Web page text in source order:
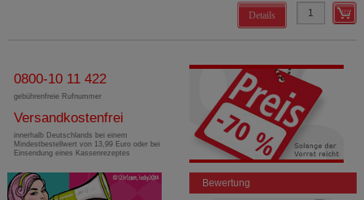
Details
0800-10 11 422
gebührenfreie Rufnummer
Versandkostenfrei
innerhalb Deutschlands bei einem
Mindestbestellwert von 13,99 Euro oder bei
Einsendung eines Kassenrezeptes
Bewertung